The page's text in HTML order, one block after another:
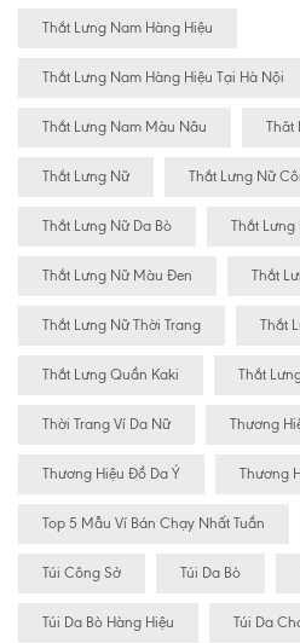
Thắt Lưng Nam Hàng Hiệu
Thắt Lưng Nam Hàng Hiệu Tại Hà Nội
Thắt Lưng Nam Màu Nâu Thăt
Thắt Lưng Nữ Thắt Lưng Nữ
Thắt Lưng Nữ Da Bò Thắt Lưng
Thắt Lưng Nữ Màu Đen Thắt
Thắt Lưng Nữ Thời Trang Thắt
Thắt Lưng Quần Kaki Thắt
Thời Trang Ví Da Nữ Thương
Thương Hiệu Đồ Da Ý Thương
Top 5 Mẫu Ví Bán Chạy Nhất Tuần
Túi Công Sở Túi Da Bò
Túi Da Bò Hàng Hiệu Túi Da